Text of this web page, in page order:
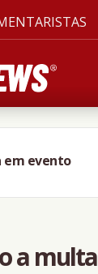
em evento
a multa